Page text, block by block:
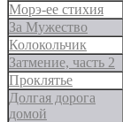
Морэ-ее стихия
За Мужество
Колокольчик
Затмение, часть 2
Проклятье
Долгая дорога
домой